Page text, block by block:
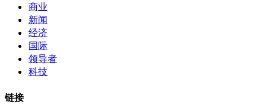
商业
新闻
经济
国际
领导者
科技
链接